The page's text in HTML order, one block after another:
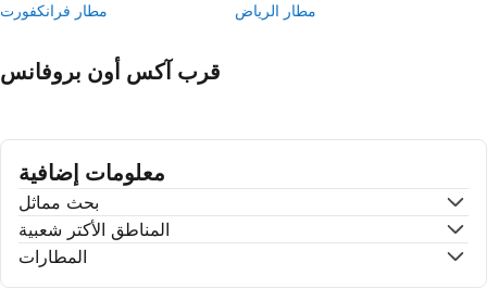
مطار فرانكفورت
مطار الرياض
قرب آكس أون بروفانس
معلومات إضافية
بحث مماثل
المناطق الأكتر شعبية
المطارات